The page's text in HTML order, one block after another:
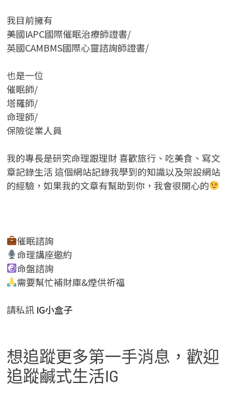
我目前擁有
美國IAPC國際催眠治療師證書/
英國CAMBMS國際心靈諮詢師證書/
也是一位
催眠師/
塔羅師/
命理師/
保險從業人員
我的專長是研究命理跟理財 喜歡旅行、吃美食、寫文
章記錄生活 這個網站記錄我學到的知識以及架設網站
的經驗，如果我的文章有幫助到你，我會很開心的
催眠諮詢
命理講座邀約
命盤諮詢
需要幫忙補財庫&煙供祈福
請私訊IG小盒子
想追蹤更多第一手消息，歡迎
追蹤鹹式生活IG